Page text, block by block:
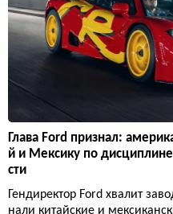
Глава Ford признал:
й и Мексику по
сти
Гендиректор Ford хвалит
нали китайские и